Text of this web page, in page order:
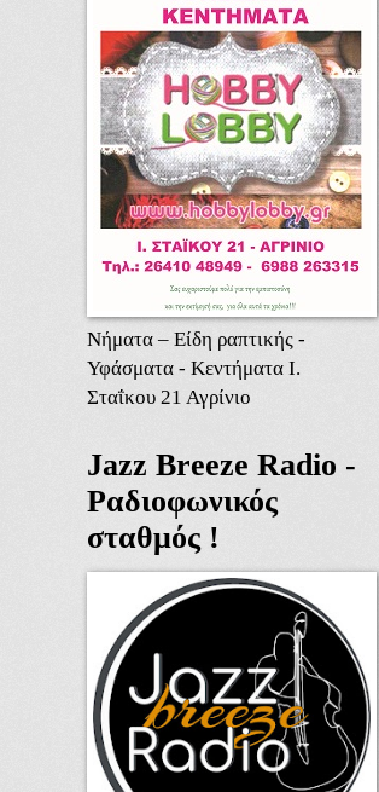
Νήματα – Είδη ραπτικής -
Υφάσματα - Κεντήματα Ι.
Σταΐκου 21 Αγρίνιο
Jazz Breeze Radio -
Ραδιοφωνικός
σταθμός !